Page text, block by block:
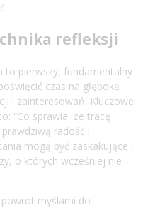
refleksji
to pierwszy, fundamentalny
czas na głęboką
i zainteresowań. Kluczowe
“Co sprawia, że tracę
prawdziwą radość i
mogą być zaskakujące i
o których wcześniej nie
myślami do